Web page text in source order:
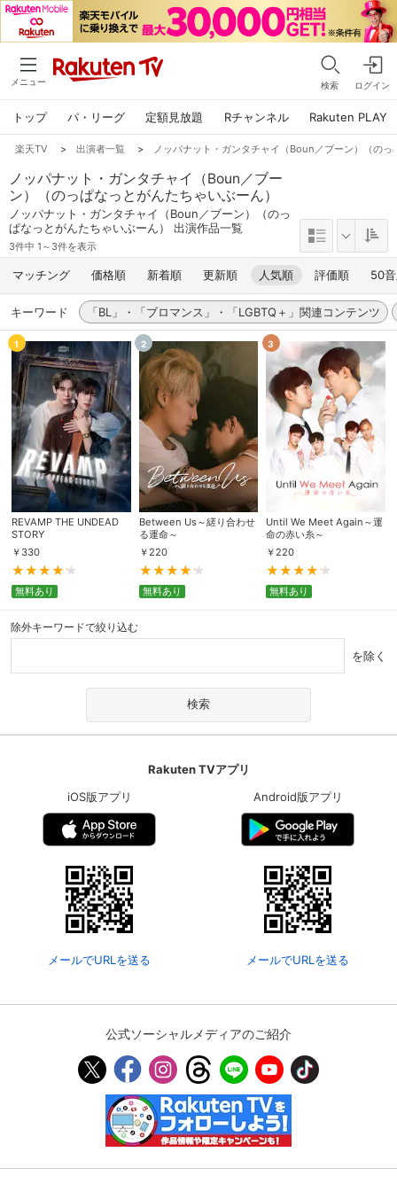
メニュー 検索 ログイン
トップ パ・リーグ 定額見放題 Rチャンネル Rakuten PLAY
楽天TV > 出演者一覧 > ノッパナット・ガンタチャイ（Boun／ブーン）（の
ノッパナット・ガンタチャイ（Boun／ブー
ン）（のっぱなっとがんたちゃいぶーん）
ノッパナット・ガンタチャイ（Boun／ブーン）（のっ
ぱなっとがんたちゃいぶーん） 出演作品一覧
3件中 1～3件を表示
マッチング 価格順 新着順 更新順 人気順 評価順 50
キーワード 「BL」・「ブロマンス」・「LGBTQ＋」関連コンテンツ
1
REVAMP THE UNDEAD
STORY
￥ 330
無料あり
2
Between Us～縒り合わせ
る運命～
￥ 220
無料あり
3
Until We Meet Again～運
命の赤い糸～
￥ 220
無料あり
除外キーワードで絞り込む
を除く
Rakuten TVアプリ
iOS版アプリ
メールでURLを送る
Android版アプリ
メールでURLを送る
公式ソーシャルメディアのご紹介